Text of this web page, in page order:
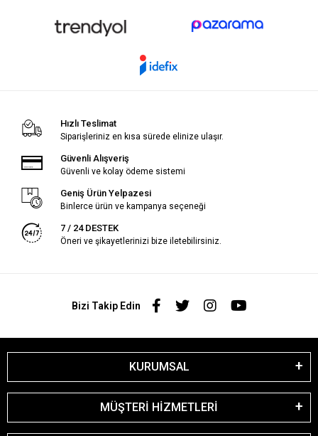
Hızlı Teslimat
Siparişleriniz en kısa sürede elinize ulaşır.
Güvenli Alışveriş
Güvenli ve kolay ödeme sistemi
Geniş Ürün Yelpazesi
Binlerce ürün ve kampanya seçeneği
7 / 24 DESTEK
Öneri ve şikayetlerinizi bize iletebilirsiniz.
Bizi Takip Edin
KURUMSAL
MÜŞTERİ HİZMETLERİ